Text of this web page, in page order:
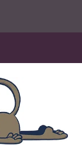
Mail